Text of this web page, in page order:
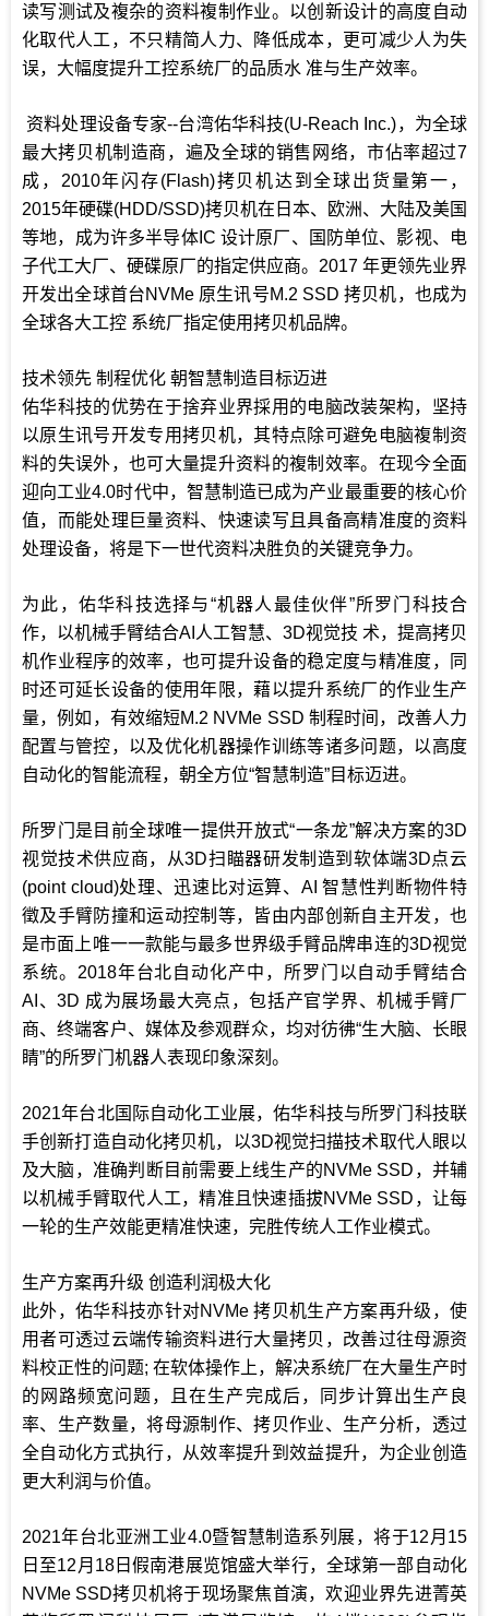
读写测试及複杂的资料複制作业。以创新设计的高度自动
化取代人工，不只精简人力、降低成本，更可减少人为失
误，大幅度提升工控系统厂的品质水 准与生产效率。
资料处理设备专家--台湾佑华科技(U-Reach Inc.)，为全球
最大拷贝机制造商，遍及全球的销售网络，市佔率超过7
成，2010年闪存(Flash)拷贝机达到全球出货量第一，
2015年硬碟(HDD/SSD)拷贝机在日本、欧洲、大陆及美国
等地，成为许多半导体IC 设计原厂、国防单位、影视、电
子代工大厂、硬碟原厂的指定供应商。2017 年更领先业界
开发出全球首台NVMe 原生讯号M.2 SSD 拷贝机，也成为
全球各大工控 系统厂指定使用拷贝机品牌。
技术领先 制程优化 朝智慧制造目标迈进
佑华科技的优势在于捨弃业界採用的电脑改装架构，坚持
以原生讯号开发专用拷贝机，其特点除可避免电脑複制资
料的失误外，也可大量提升资料的複制效率。在现今全面
迎向工业4.0时代中，智慧制造已成为产业最重要的核心价
值，而能处理巨量资料、快速读写且具备高精准度的资料
处理设备，将是下一世代资料决胜负的关键竞争力。
为此，佑华科技选择与“机器人最佳伙伴”所罗门科技合
作，以机械手臂结合AI人工智慧、3D视觉技 术，提高拷贝
机作业程序的效率，也可提升设备的稳定度与精准度，同
时还可延长设备的使用年限，藉以提升系统厂的作业生产
量，例如，有效缩短M.2 NVMe SSD 制程时间，改善人力
配置与管控，以及优化机器操作训练等诸多问题，以高度
自动化的智能流程，朝全方位“智慧制造”目标迈进。
所罗门是目前全球唯一提供开放式“一条龙”解决方案的3D
视觉技术供应商，从3D扫瞄器研发制造到软体端3D点云
(point cloud)处理、迅速比对运算、AI 智慧性判断物件特
徵及手臂防撞和运动控制等，皆由内部创新自主开发，也
是市面上唯一一款能与最多世界级手臂品牌串连的3D视觉
系统。2018年台北自动化产中，所罗门以自动手臂结合
AI、3D 成为展场最大亮点，包括产官学界、机械手臂厂
商、终端客户、媒体及参观群众，均对彷彿“生大脑、长眼
睛”的所罗门机器人表现印象深刻。
2021年台北国际自动化工业展，佑华科技与所罗门科技联
手创新打造自动化拷贝机，以3D视觉扫描技术取代人眼以
及大脑，准确判断目前需要上线生产的NVMe SSD，并辅
以机械手臂取代人工，精准且快速插拔NVMe SSD，让每
一轮的生产效能更精准快速，完胜传统人工作业模式。
生产方案再升级 创造利润极大化
此外，佑华科技亦针对NVMe 拷贝机生产方案再升级，使
用者可透过云端传输资料进行大量拷贝，改善过往母源资
料校正性的问题; 在软体操作上，解决系统厂在大量生产时
的网路频宽问题，且在生产完成后，同步计算出生产良
率、生产数量，将母源制作、拷贝作业、生产分析，透过
全自动化方式执行，从效率提升到效益提升，为企业创造
更大利润与价值。
2021年台北亚洲工业4.0暨智慧制造系列展，将于12月15
日至12月18日假南港展览馆盛大举行，全球第一部自动化
NVMe SSD拷贝机将于现场聚焦首演，欢迎业界先进菁英